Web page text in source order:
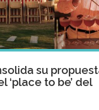
su
‘place to be’ del